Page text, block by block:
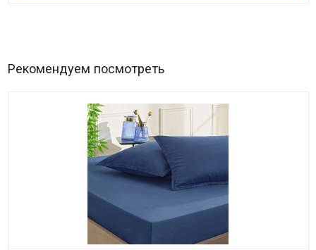
Рекомендуем посмотреть